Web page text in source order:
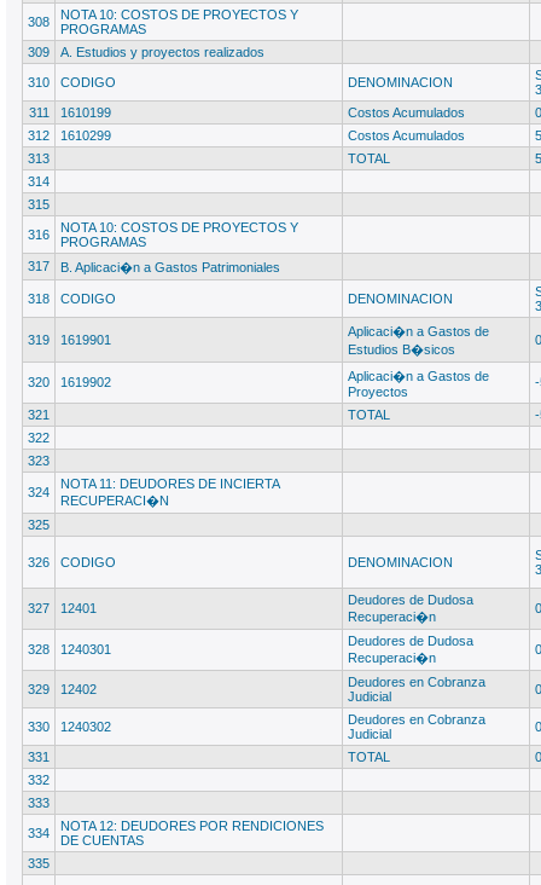
308
NOTA 10: COSTOS DE PROYECTOS Y
PROGRAMAS
309
A. Estudios y proyectos realizados
310 CODIGO DENOMINACION
311
1610199 Costos Acumulados
0
312
1610299 Costos Acumulados
313
TOTAL
314
315
316
NOTA 10: COSTOS DE PROYECTOS Y
PROGRAMAS
317
B. Aplicaci�n a Gastos Patrimoniales
318 CODIGO DENOMINACION
319 1619901
Aplicaci�n a Gastos de
Estudios B�sicos
0
320 1619902
Aplicaci�n a Gastos de
Proyectos
321 TOTAL
322
323
324
NOTA 11: DEUDORES DE INCIERTA
RECUPERACI�N
325
326 CODIGO DENOMINACION
327 12401
Deudores de Dudosa
Recuperaci�n
0
328 1240301
Deudores de Dudosa
Recuperaci�n
0
329 12402
Deudores en Cobranza
Judicial
0
330 1240302
Deudores en Cobranza
Judicial
0
331 TOTAL
0
332
333
334
NOTA 12: DEUDORES POR RENDICIONES
DE CUENTAS
335